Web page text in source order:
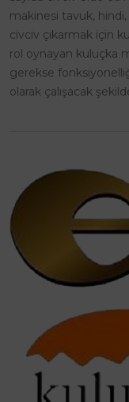
makinesi tavuk, hindi,
civciv çıkarmak için
rol oynayan kuluçka
gerekse
olarak çalışacak